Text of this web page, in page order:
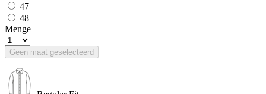
47
48
Menge
Geen maat geselecteerd